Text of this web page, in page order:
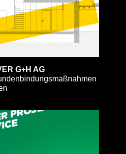
G+H AG